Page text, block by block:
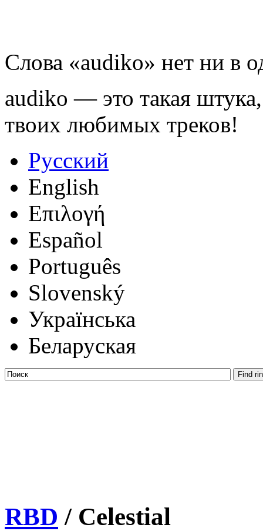
Слова «audiko» нет ни в
audiko — это такая
твоих любимых треков!
Русский
English
Επιλογή
Español
Português
Slovenský
Українська
Беларуская
RBD / Celestial